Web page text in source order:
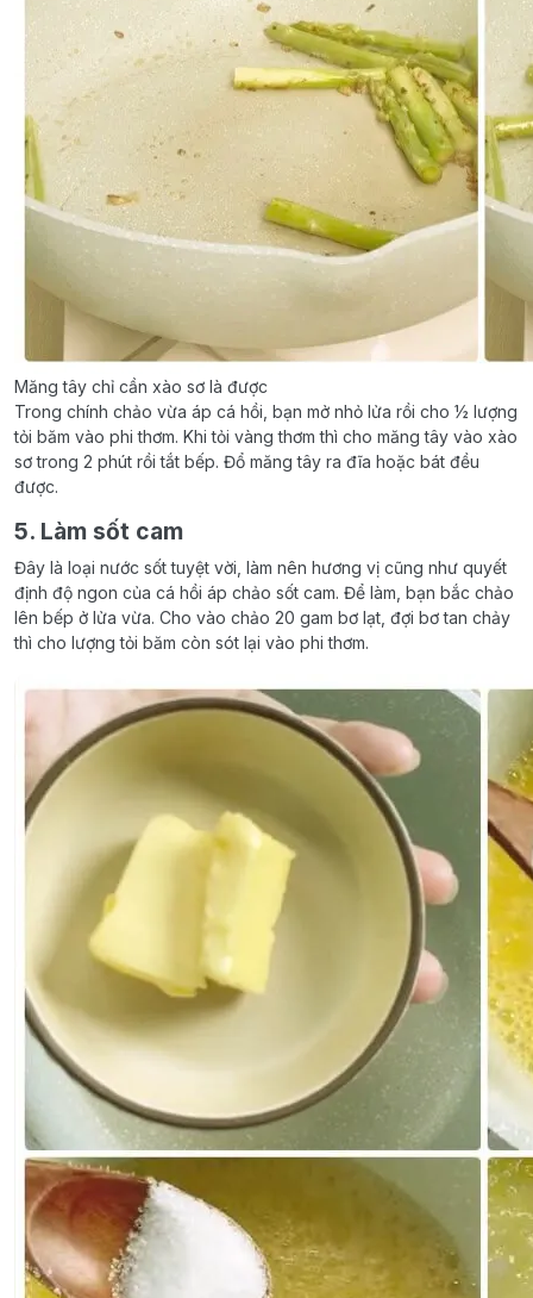
Măng tây chỉ cần xào sơ là được
Trong chính chảo vừa áp cá hồi, bạn mở nhỏ lửa rồi cho ½ lượng
tỏi băm vào phi thơm. Khi tỏi vàng thơm thì cho măng tây vào xào
sơ trong 2 phút rồi tắt bếp. Đổ măng tây ra đĩa hoặc bát đều
được.
5. Làm sốt cam
Đây là loại nước sốt tuyệt vời, làm nên hương vị cũng như quyết
định độ ngon của cá hồi áp chảo sốt cam. Để làm, bạn bắc chảo
lên bếp ở lửa vừa. Cho vào chảo 20 gam bơ lạt, đợi bơ tan chảy
thì cho lượng tỏi băm còn sót lại vào phi thơm.